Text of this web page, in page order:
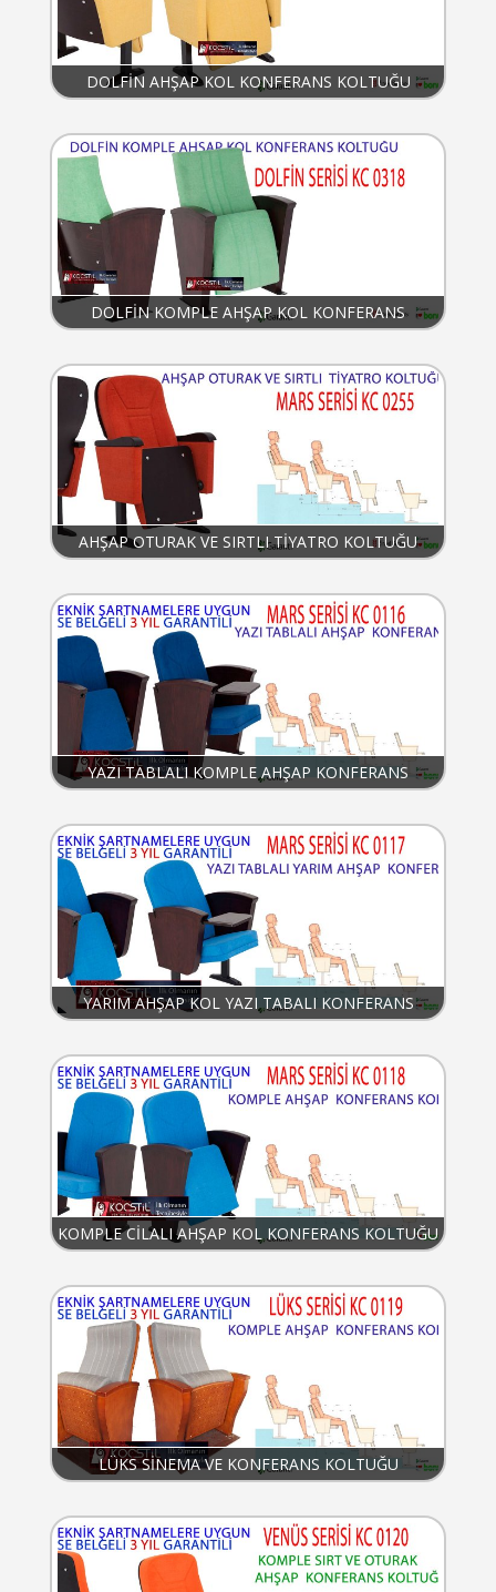
DOLFİN AHŞAP KOL KONFERANS KOLTUĞU
DOLFİN KOMPLE AHŞAP KOL KONFERANS
AHŞAP OTURAK VE SIRTLI TİYATRO KOLTUĞU
YAZI TABLALI KOMPLE AHŞAP KONFERANS
YARIM AHŞAP KOL YAZI TABALI KONFERANS
KOMPLE CİLALI AHŞAP KOL KONFERANS KOLTUĞU
LÜKS SİNEMA VE KONFERANS KOLTUĞU